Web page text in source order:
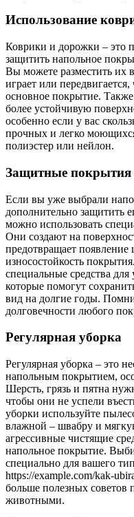
Использование
Коврики и дорожки – это
защитить напольное
Вы можете разместить их
играет или
основное покрытие.
более устойчивую
особенно если у вас
прочных и легко
полиэстер или нейлон.
Защитные покрытия
Если вы уже выбрали
дополнительно защитить
можно использовать
Они создают на
предотвращает
износостойкость
специальные средства
которые помогут
вид на долгие годы.
долговечности любого
Регулярная уборка
Регулярная уборка – это
напольным покрытием,
Шерсть, грязь и пятна
чтобы они не успели
уборки используйте
влажной – швабру и
агрессивные чистящие
напольное покрытие.
специально для вашего
https://example.com/kak-
больше полезных
животными.